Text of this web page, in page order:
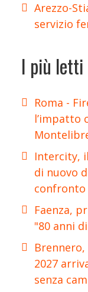
Arezzo-
servizio
I più letti
Roma -
l’impatto
Intercity,
di nuovo
confronto
Faenza,
"80 anni
2027
senza